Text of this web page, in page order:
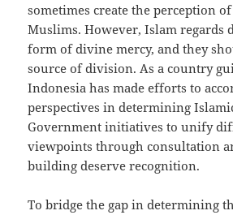
sometimes create the perception
Muslims. However, Islam regards
form of divine mercy, and they
source of division. As a country
Indonesia has made efforts to
perspectives in determining
Government initiatives to unify
viewpoints through consultation
building deserve recognition.
To bridge the gap in determining